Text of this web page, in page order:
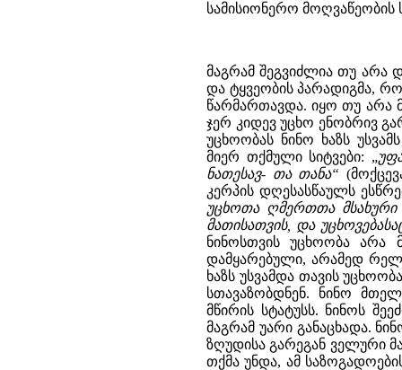
სამისიონერო მოღვაწეობის
მაგრამ შეგვიძლია თუ არა
და ტყვეობის პარადიგმა,
წარმართავდა. იყო თუ არა
ჯერ კიდევ უცხო ენობრივ
უცხოობას ნინო ხაზს
მიერ თქმული სიტვები: „
ნათესავ- თა თანა“
კერპის დღესასწაულს
უცხოთა ღმერთთა მსახური
მათისათვის, და
ნინოსთვის უცხოობა არა
დამყარებული, არამედ
ხაზს უსვამდა თავის
სთავაზობდნენ. ნინო
მწირის სტატუსს. ნინოს
მაგრამ უარი განაცხადა.
ზღუდისა გარეგან ველური
თქმა უნდა, ამ